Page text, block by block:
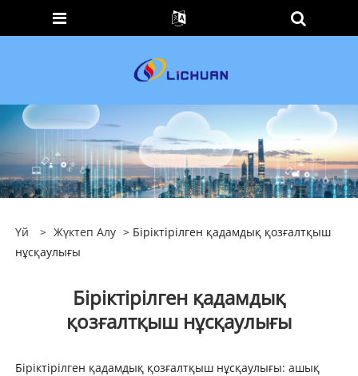
Үй > Жүктеп Алу > Біріктірілген қадамдық қозғалтқыш
нұсқаулығы
Біріктірілген қадамдық
қозғалтқыш нұсқаулығы
Біріктірілген қадамдық қозғалтқыш нұсқаулығы: ашық